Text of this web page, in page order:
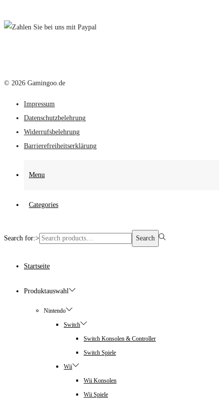
© 2026 Gamingoo.de
Impressum
Datenschutzbelehrung
Widerrufsbelehrung
Barrierefreiheitserklärung
Menu
Categories
Search for:> Search
Startseite
Produktauswahl
Nintendo
Switch
Switch Konsolen & Controller
Switch Spiele
Wii
Wii Konsolen
Wii Spiele